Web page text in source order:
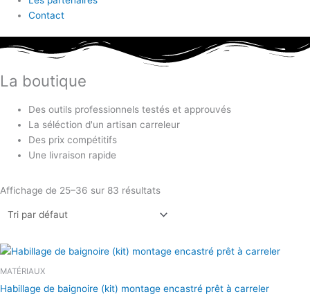
Contact
La boutique
Des outils professionnels testés et approuvés
La séléction d'un artisan carreleur
Des prix compétitifs
Une livraison rapide
Affichage de 25–36 sur 83 résultats
MATÉRIAUX
Habillage de baignoire (kit) montage encastré prêt à carreler